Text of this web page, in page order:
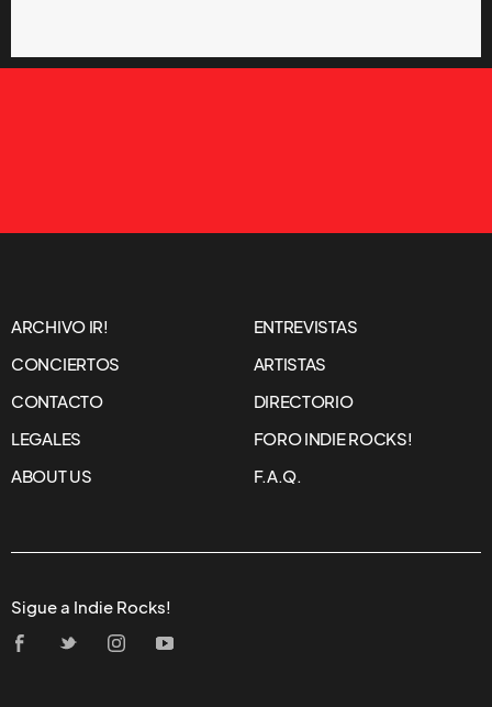
ARCHIVO IR!
ENTREVISTAS
CONCIERTOS
ARTISTAS
CONTACTO
DIRECTORIO
LEGALES
FORO INDIE ROCKS!
ABOUT US
F.A.Q.
Sigue a Indie Rocks!